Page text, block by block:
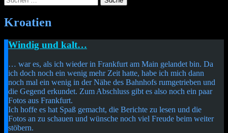
nach:
Cetheus Blog
Kroatien
Kurzmitteilung
Windig und kalt…
… war es, als ich wieder in Frankfurt am Main gelandet bin. Da
ich doch noch ein wenig mehr Zeit hatte, habe ich mich dann
noch mal ein wenig in der Nähe des Bahnhofs rumgetrieben und
die Gegend erkundet. Zum Abschluss gibt es also noch ein paar
Fotos aus Frankfurt.
Ich hoffe es hat Spaß gemacht, die Berichte zu lesen und die
Fotos an zu schauen und wünsche noch viel Freude beim weiter
stöbern.